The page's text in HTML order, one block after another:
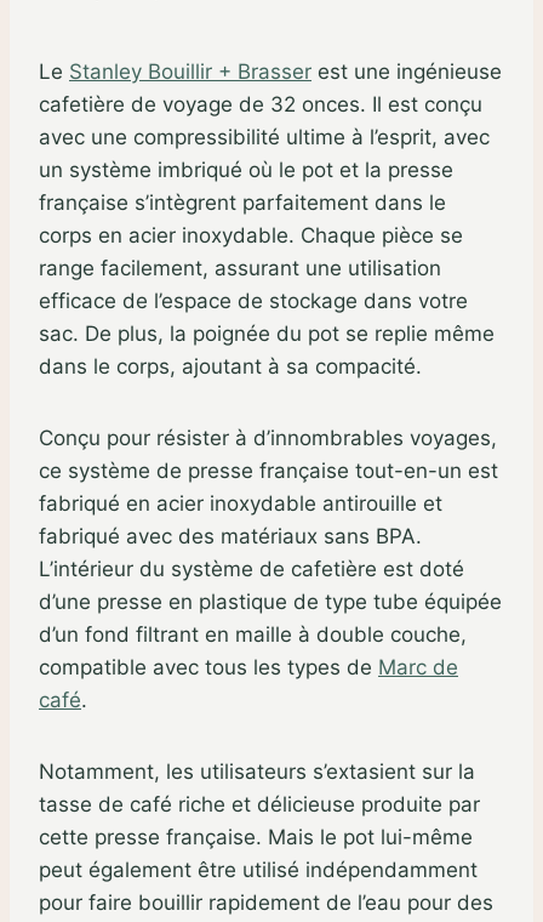
Le Stanley Bouillir + Brasser est une ingénieuse
cafetière de voyage de 32 onces. Il est conçu
avec une compressibilité ultime à l’esprit, avec
un système imbriqué où le pot et la presse
française s’intègrent parfaitement dans le
corps en acier inoxydable. Chaque pièce se
range facilement, assurant une utilisation
efficace de l’espace de stockage dans votre
sac. De plus, la poignée du pot se replie même
dans le corps, ajoutant à sa compacité.
Conçu pour résister à d’innombrables voyages,
ce système de presse française tout-en-un est
fabriqué en acier inoxydable antirouille et
fabriqué avec des matériaux sans BPA.
L’intérieur du système de cafetière est doté
d’une presse en plastique de type tube équipée
d’un fond filtrant en maille à double couche,
compatible avec tous les types de Marc de
café.
Notamment, les utilisateurs s’extasient sur la
tasse de café riche et délicieuse produite par
cette presse française. Mais le pot lui-même
peut également être utilisé indépendamment
pour faire bouillir rapidement de l’eau pour des